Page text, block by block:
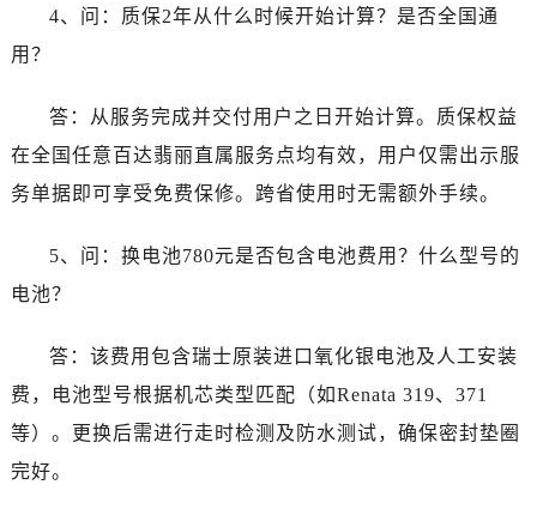
4、问：质保2年从什么时候开始计算？是否全国通
用？
答：从服务完成并交付用户之日开始计算。质保权益
在全国任意百达翡丽直属服务点均有效，用户仅需出示服
务单据即可享受免费保修。跨省使用时无需额外手续。
5、问：换电池780元是否包含电池费用？什么型号的
电池？
答：该费用包含瑞士原装进口氧化银电池及人工安装
费，电池型号根据机芯类型匹配（如Renata 319、371
等）。更换后需进行走时检测及防水测试，确保密封垫圈
完好。